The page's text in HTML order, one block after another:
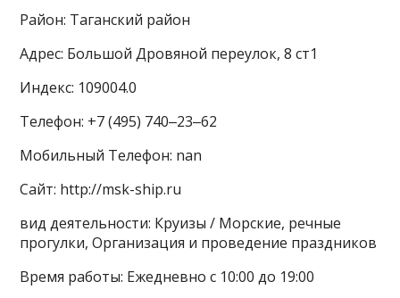
Район: Таганский район
Адрес: Большой Дровяной переулок, 8 ст1
Индекс: 109004.0
Телефон: +7 (495) 740‒23‒62
Мобильный Телефон: nan
Сайт: http://msk-ship.ru
вид деятельности: Круизы / Морские, речные
прогулки, Организация и проведение праздников
Время работы: Ежедневно с 10:00 до 19:00